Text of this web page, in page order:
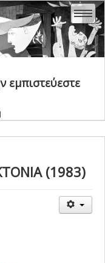
(1983)